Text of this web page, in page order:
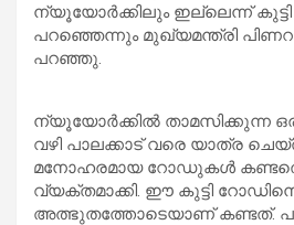
ന്യൂയോർക്കിലും ഇല്ലെന്ന്
പറഞ്ഞെന്നും മുഖ്യമന്ത്രി
പറഞ്ഞു.
ന്യൂയോർക്കിൽ താമസിക്കുന്ന
വഴി പാലക്കാട് വരെ യാത്ര
മനോഹരമായ റോഡുകൾ
വ്യക്തമാക്കി. ഈ കുട്ടി
അത്ഭുതത്തോടെയാണ് കണ്ടത്.